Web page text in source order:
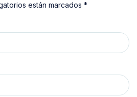
están marcados *